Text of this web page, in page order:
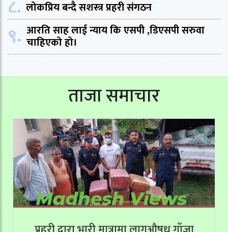
८. लोकप्रिय बन्दै सशस्त्र प्रहरी संगठन
९. आरति साह लाई न्याय कि एसपी ,डिएसपी सरुवा
चाहिएको हो।
ताजा समाचार